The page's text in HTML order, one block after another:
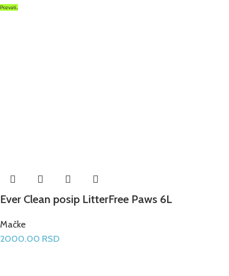
Pozvati...
Ever Clean posip LitterFree Paws 6L
Mačke
2000.00 RSD